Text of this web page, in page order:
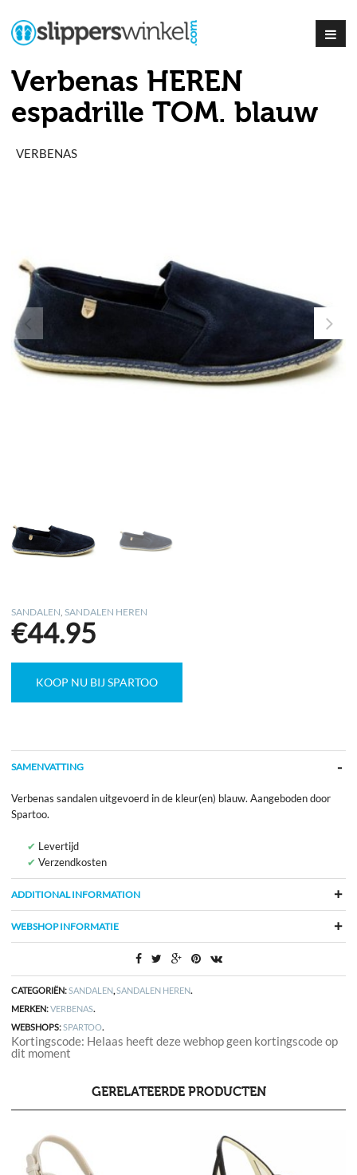
Verbenas HEREN
espadrille TOM. blauw
VERBENAS
SANDALEN ,SANDALEN HEREN
€44.95
KOOP NU BIJ SPARTOO
SAMENVATTING
Verbenas sandalen uitgevoerd in de kleur(en) blauw. Aangeboden door
Spartoo.
Levertijd
Verzendkosten
ADDITIONAL INFORMATION
WEBSHOP INFORMATIE
CATEGORIËN:SANDALEN,SANDALEN HEREN.
MERKEN:VERBENAS.
WEBSHOPS:SPARTOO.
Kortingscode: Helaas heeft deze webhop geen kortingscode op
dit moment
GERELATEERDE PRODUCTEN